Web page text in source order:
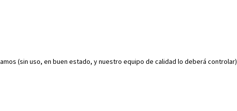
(sin uso, en buen estado, y nuestro equipo de calidad lo deberá controlar)